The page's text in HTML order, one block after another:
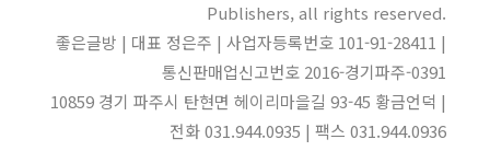
Publishers, all rights reserved.
좋은글방 | 대표 정은주 | 사업자등록번호 101-91-28411 |
통신판매업신고번호 2016-경기파주-0391
10859 경기 파주시 탄현면 헤이리마을길 93-45 황금언덕 |
전화 031.944.0935 | 팩스 031.944.0936